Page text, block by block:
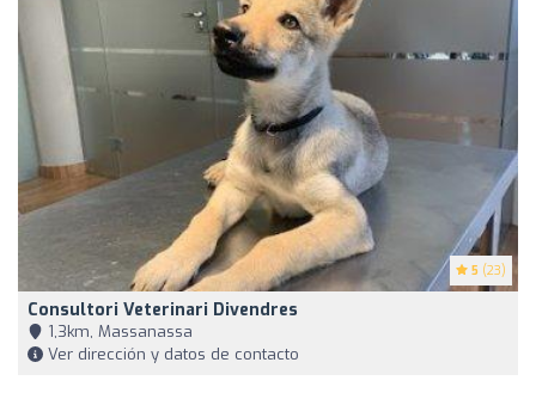
5 (23)
Consultori Veterinari Divendres
1,3km, Massanassa
Ver dirección y datos de contacto